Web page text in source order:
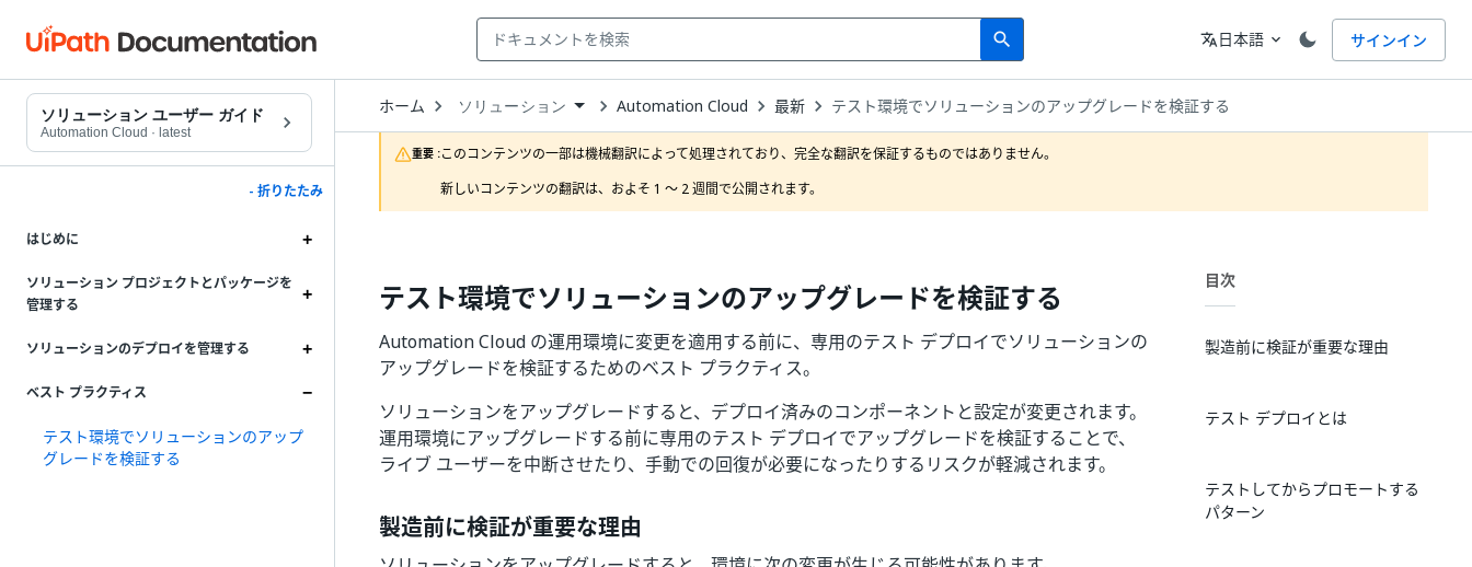
search
Search 言語
translate日本語 expand_more サインイン
ソリューション ユーザー ガイド
Automation Cloud · latest
- 折りたたみ
はじめに
ソリューション プロジェクトとパッケージを
管理する
ソリューションのデプロイを管理する
ベスト プラクティス
テスト環境でソリューションのアップ
グレードを検証する
ホーム Open
Dropdown
to
choose
product
ソリューション Automation Cloud 最新 テスト環境でソリューションのアップグレードを検証する
重要 :このコンテンツの一部は機械翻訳によって処理されており、完全な翻訳を保証するものではありません。
新しいコンテンツの翻訳は、およそ 1 ～ 2 週間で公開されます。
テスト環境でソリューションのアップグレードを検証する
Automation Cloud の運用環境に変更を適用する前に、専用のテスト デプロイでソリューションの
アップグレードを検証するためのベスト プラクティス。
ソリューションをアップグレードすると、デプロイ済みのコンポーネントと設定が変更されます。
運用環境にアップグレードする前に専用のテスト デプロイでアップグレードを検証することで、
ライブ ユーザーを中断させたり、手動での回復が必要になったりするリスクが軽減されます。
製造前に検証が重要な理由
目次
製造前に検証が重要な理由
テスト デプロイとは
テストしてからプロモートする
パターン